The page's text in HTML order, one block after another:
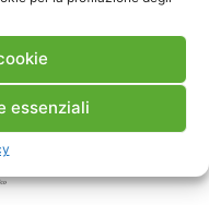
essenziali